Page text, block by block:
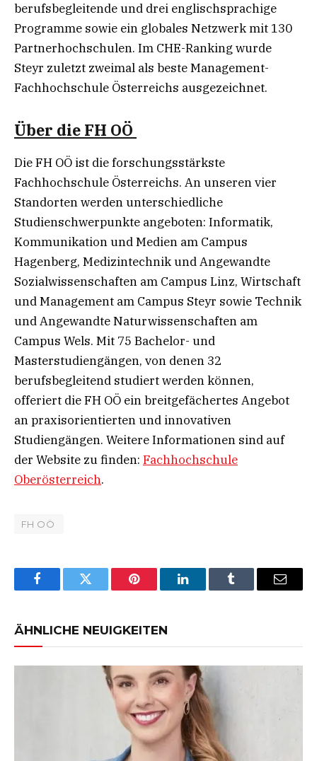
berufsbegleitende und drei englischsprachige
Programme sowie ein globales Netzwerk mit 130
Partnerhochschulen. Im CHE-Ranking wurde
Steyr zuletzt zweimal als beste Management-
Fachhochschule Österreichs ausgezeichnet.
Über die FH OÖ
Die FH OÖ ist die forschungsstärkste
Fachhochschule Österreichs. An unseren vier
Standorten werden unterschiedliche
Studienschwerpunkte angeboten: Informatik,
Kommunikation und Medien am Campus
Hagenberg, Medizintechnik und Angewandte
Sozialwissenschaften am Campus Linz, Wirtschaft
und Management am Campus Steyr sowie Technik
und Angewandte Naturwissenschaften am
Campus Wels. Mit 75 Bachelor- und
Masterstudiengängen, von denen 32
berufsbegleitend studiert werden können,
offeriert die FH OÖ ein breitgefächertes Angebot
an praxisorientierten und innovativen
Studiengängen. Weitere Informationen sind auf
der Website zu finden: Fachhochschule
Oberösterreich.
FH OÖ
FacebookTwitter Pinterest LinkedInTumblr Email
ÄHNLICHE NEUIGKEITEN